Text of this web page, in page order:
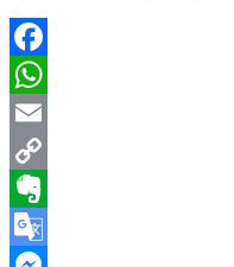
Facebook
WhatsApp
Email
Copy
Link
Evernote